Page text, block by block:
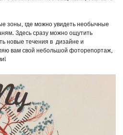
зоны, где можно увидеть необычные
Здесь сразу можно ощутить
новые течения в дизайне и
вам свой небольшой фоторепортаж,